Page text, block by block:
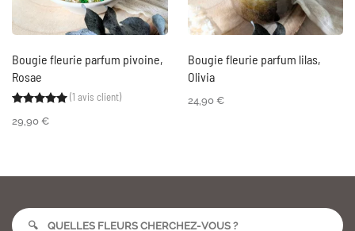
Bougie fleurie parfum pivoine,
Rosae
Noté 5.00sur 5 basé sur
1 notation client
(1 avis client)
29,90 €
Bougie fleurie parfum lilas,
Olivia
24,90 €